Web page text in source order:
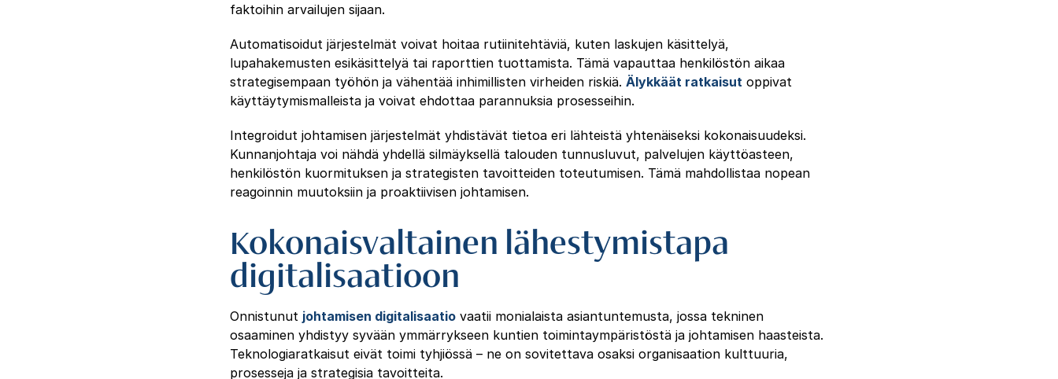
faktoihin arvailujen sijaan.
Automatisoidut järjestelmät voivat hoitaa rutiinitehtäviä, kuten laskujen käsittelyä,
lupahakemusten esikäsittelyä tai raporttien tuottamista. Tämä vapauttaa henkilöstön aikaa
strategisempaan työhön ja vähentää inhimillisten virheiden riskiä. Älykkäät ratkaisut oppivat
käyttäytymismalleista ja voivat ehdottaa parannuksia prosesseihin.
Integroidut johtamisen järjestelmät yhdistävät tietoa eri lähteistä yhtenäiseksi kokonaisuudeksi.
Kunnanjohtaja voi nähdä yhdellä silmäyksellä talouden tunnusluvut, palvelujen käyttöasteen,
henkilöstön kuormituksen ja strategisten tavoitteiden toteutumisen. Tämä mahdollistaa nopean
reagoinnin muutoksiin ja proaktiivisen johtamisen.
Kokonaisvaltainen lähestymistapa
digitalisaatioon
Onnistunut johtamisen digitalisaatio vaatii monialaista asiantuntemusta, jossa tekninen
osaaminen yhdistyy syvään ymmärrykseen kuntien toimintaympäristöstä ja johtamisen haasteista.
Teknologiaratkaisut eivät toimi tyhjiössä – ne on sovitettava osaksi organisaation kulttuuria,
prosesseja ja strategisia tavoitteita.